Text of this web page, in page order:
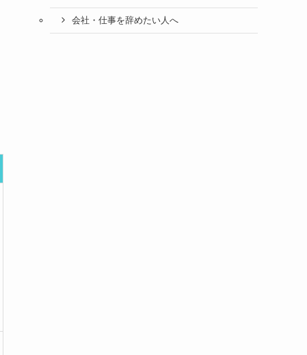
会社・仕事を辞めたい人へ